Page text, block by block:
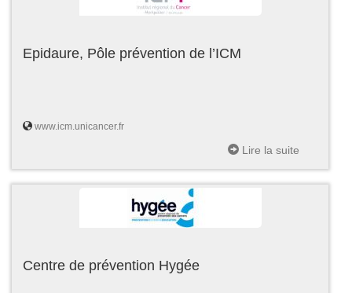
Epidaure, Pôle prévention de l’ICM
www.icm.unicancer.fr
Lire la suite
Centre de prévention Hygée